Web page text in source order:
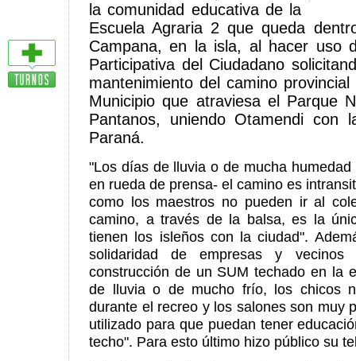
la comunidad educativa de la
Escuela Agraria 2 que queda
Campana, en la isla, al hacer uso
Participativa del Ciudadano
mantenimiento del camino
Municipio que atraviesa el Parque
Pantanos, uniendo Otamendi con
Paraná.
"Los días de lluvia o de mucha
en rueda de prensa- el camino es
como los maestros no pueden ir al
camino, a través de la balsa, es la
tienen los isleños con la ciudad".
solidaridad de empresas y
construcción de un SUM techado en la
de lluvia o de mucho frío, los chicos
durante el recreo y los salones son muy
utilizado para que puedan tener
techo". Para esto último hizo público su